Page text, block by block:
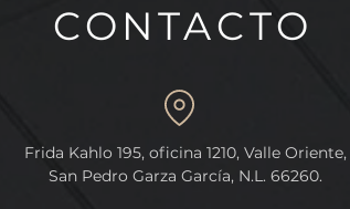
DE
REFORMA QUE
CONGRESO
CONTACTO
Frida Kahlo 195, oficina 1210, Valle Oriente,
San Pedro Garza García, N.L. 66260.